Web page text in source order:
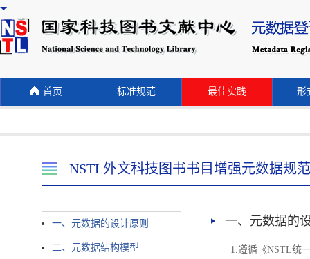
首页 标准规范 最佳实践 形
NSTL外文科技图书书目增强元数据规范
一、元数据的设计原则
二、元数据结构模型
一、元数据的
1.遵循《NSTL统